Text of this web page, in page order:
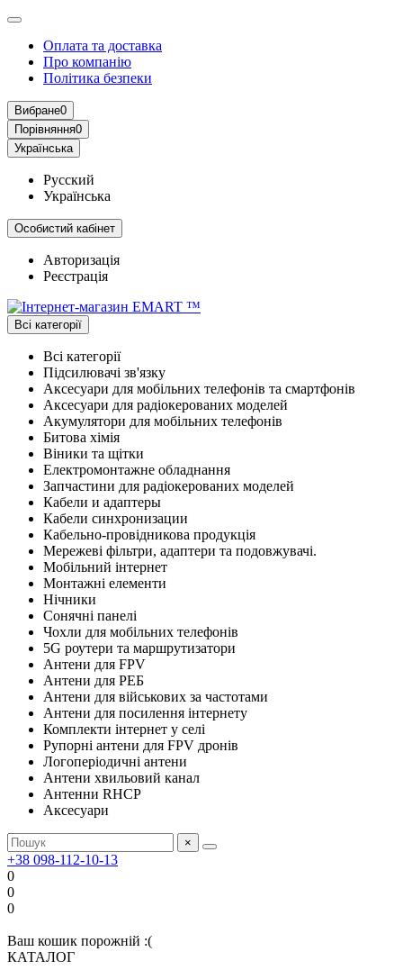
Оплата та доставка
Про компанію
Політика безпеки
Вибране0
Порівняння0
Українська
Русский
Українська
Особистий кабінет
Авторизація
Реєстрація
Всі категорії
Всі категорії
Підсилювачі зв'язку
Аксесуари для мобільних телефонів та смартфонів
Аксесуари для радіокерованих моделей
Акумулятори для мобільних телефонів
Битова хімія
Віники та щітки
Електромонтажне обладнання
Запчастини для радіокерованих моделей
Кабели и адаптеры
Кабели синхронизации
Кабельно-провідникова продукція
Мережеві фільтри, адаптери та подовжувачі.
Мобільний інтернет
Монтажні елементи
Нічники
Сонячні панелі
Чохли для мобільних телефонів
5G роутери та маршрутизатори
Антени для FPV
Антени для РЕБ
Антени для військових за частотами
Антени для посилення інтернету
Комплекти інтернет у селі
Рупорні антени для FPV дронів
Логоперіодичні антени
Антени хвильовий канал
Антенни RHCP
Аксесуари
×
+38 098-112-10-13
0
0
0
Ваш кошик порожній :(
КАТАЛОГ